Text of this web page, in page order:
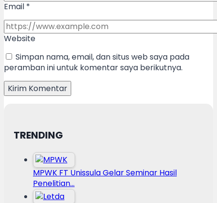
Email *
Website
Simpan nama, email, dan situs web saya pada
peramban ini untuk komentar saya berikutnya.
TRENDING
MPWK FT Unissula Gelar Seminar Hasil
Penelitian…